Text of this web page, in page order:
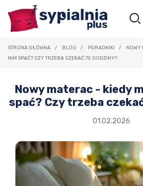
STRONA GŁÓWNA / BLOG / PORADNIKI /
NOWY
NIM SPAĆ? CZY TRZEBA CZEKAĆ 72 GODZINY?
Nowy materac - kiedy
spać? Czy trzeba
01.02.2026